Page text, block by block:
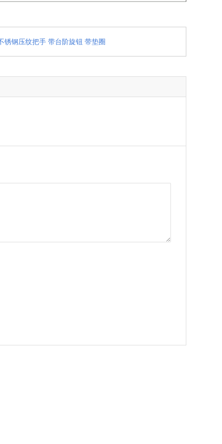
锈钢压纹把手 带台阶旋钮 带垫圈